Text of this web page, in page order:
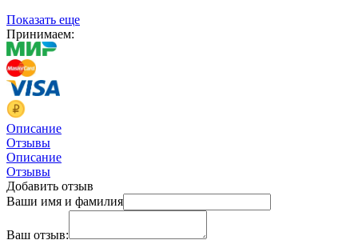
Показать еще
Принимаем:
Описание
Отзывы
Описание
Отзывы
Добавить отзыв
Ваши имя и фамилия
Ваш отзыв: